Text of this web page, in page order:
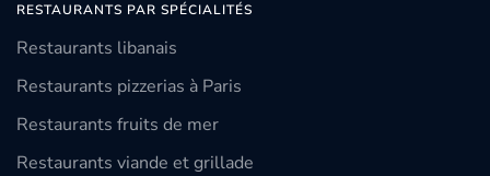
RESTAURANTS PAR SPÉCIALITÉS
Restaurants libanais
Restaurants pizzerias à Paris
Restaurants fruits de mer
Restaurants viande et grillade